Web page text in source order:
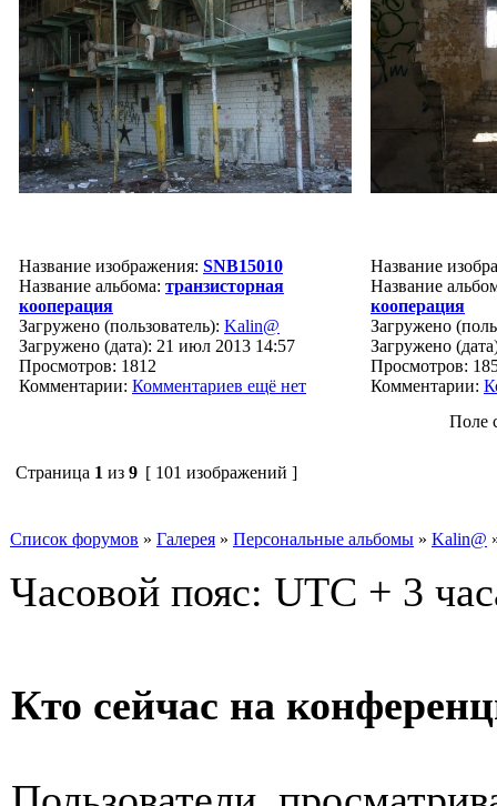
Название изображения: SNB15010
Название альбома: транзисторная
кооперация
Загружено (пользователь): Kalin@
Загружено (дата): 21 июл 2013 14:57
Просмотров: 1812
Комментарии: Комментариев ещё нет
Название
Название
кооперация
Загружено
Загружено
Просмотров:
Комментарии:
Поле
Страница 1 из 9 [ 101 изображений ]
Список форумов » Галерея » Персональные альбомы » Kalin@
Часовой пояс: UTC + 3
Кто сейчас на